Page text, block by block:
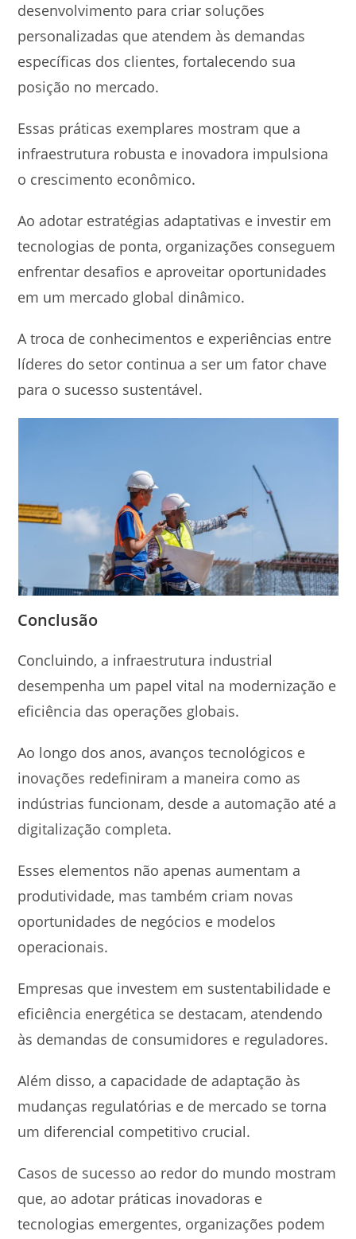
desenvolvimento para criar soluções
personalizadas que atendem às demandas
específicas dos clientes, fortalecendo sua
posição no mercado.
Essas práticas exemplares mostram que a
infraestrutura robusta e inovadora impulsiona
o crescimento econômico.
Ao adotar estratégias adaptativas e investir em
tecnologias de ponta, organizações conseguem
enfrentar desafios e aproveitar oportunidades
em um mercado global dinâmico.
A troca de conhecimentos e experiências entre
líderes do setor continua a ser um fator chave
para o sucesso sustentável.
Conclusão
Concluindo, a infraestrutura industrial
desempenha um papel vital na modernização e
eficiência das operações globais.
Ao longo dos anos, avanços tecnológicos e
inovações redefiniram a maneira como as
indústrias funcionam, desde a automação até a
digitalização completa.
Esses elementos não apenas aumentam a
produtividade, mas também criam novas
oportunidades de negócios e modelos
operacionais.
Empresas que investem em sustentabilidade e
eficiência energética se destacam, atendendo
às demandas de consumidores e reguladores.
Além disso, a capacidade de adaptação às
mudanças regulatórias e de mercado se torna
um diferencial competitivo crucial.
Casos de sucesso ao redor do mundo mostram
que, ao adotar práticas inovadoras e
tecnologias emergentes, organizações podem